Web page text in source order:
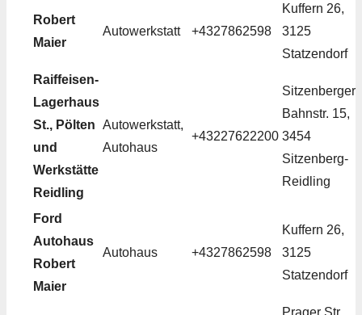
Robert
Maier
Autowerkstatt +4327862598
Kuffern 26,
3125
Statzendorf
Raiffeisen-
Lagerhaus
St., Pölten
und
Werkstätte
Reidling
Autowerkstatt,
Autohaus
+43227622200
Sitzenberger
Bahnstr. 15,
3454
Sitzenberg-
Reidling
Ford
Autohaus
Robert
Maier
Autohaus +4327862598
Kuffern 26,
3125
Statzendorf
Prager Str.